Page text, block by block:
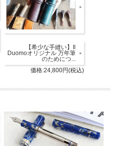
【希少な手縫い】Il
Duomoオリジナル 万年筆
のためにつ...
価格:24,800円(税込)